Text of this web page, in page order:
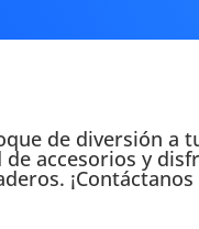
de diversión a
accesorios y